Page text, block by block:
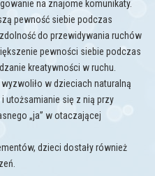
na znajome komunikaty.
pewność siebie podczas
do przewidywania ruchów
pewności siebie podczas
kreatywności w ruchu.
w dzieciach naturalną
utożsamianie się z nią przy
„ja” w otaczającej
dzieci dostały również